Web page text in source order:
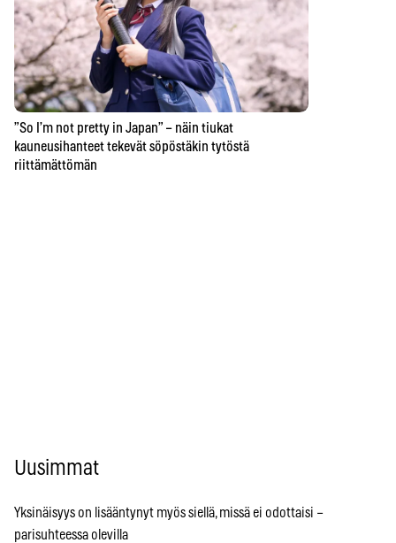
”So I’m not pretty in Japan” – näin tiukat
kauneusihanteet tekevät söpöstäkin tytöstä
riittämättömän
Uusimmat
Yksinäisyys on lisääntynyt myös siellä, missä ei odottaisi –
parisuhteessa olevilla